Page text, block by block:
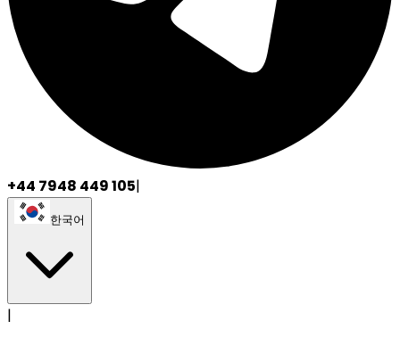
+44 7948 449 105|
한국어
|